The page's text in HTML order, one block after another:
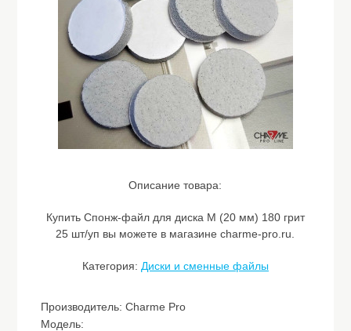
Описание товара:
Купить Спонж-файл для диска M (20 мм) 180 грит
25 шт/уп вы можете в магазине charme-pro.ru.
Категория: Диски и сменные файлы
Производитель: Charme Pro
Модель: